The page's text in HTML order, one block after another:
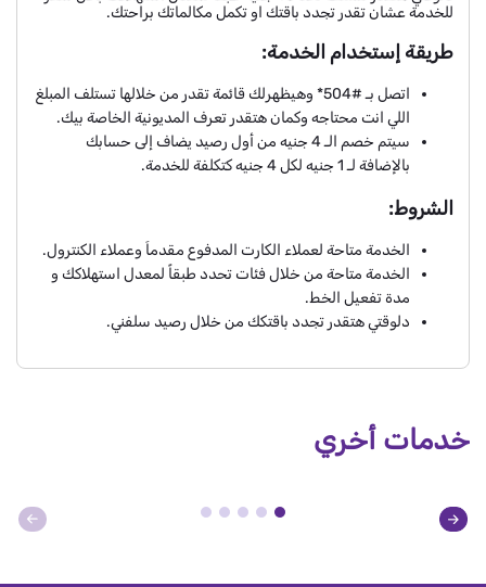
للخدمة عشان تقدر تجدد باقتك او تكمل مكالماتك براحتك.
طريقة إستخدام الخدمة:
اتصل بـ #504* وهيظهرلك قائمة تقدر من خلالها تستلف المبلغ
اللي انت محتاجه وكمان هتقدر تعرف المديونية الخاصة بيك.
سيتم خصم الـ 4 جنيه من أول رصيد يضاف إلى حسابك
بالإضافة لـ 1 جنيه لكل 4 جنيه كتكلفة للخدمة.
الشروط:
​الخدمة متاحة لعملاء الكارت المدفوع مقدماَ وعملاء الكنترول.
الخدمة متاحة من خلال فئات تحدد طبقاً لمعدل استهلاكك و
مدة تفعيل الخط.
دلوقتي هتقدر تجدد باقتكك من خلال رصيد سلفني.
خدمات أخري